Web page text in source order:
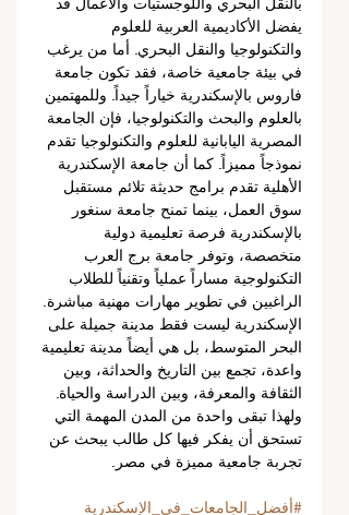
يفضل الأكاديمية العربية للعلوم
والتكنولوجيا والنقل البحري. أما من يرغب
في بيئة جامعية خاصة، فقد تكون جامعة
فاروس بالإسكندرية خياراً جيداً. وللمهتمين
بالعلوم والبحث والتكنولوجيا، فإن الجامعة
المصرية اليابانية للعلوم والتكنولوجيا تقدم
نموذجاً مميزاً. كما أن جامعة الإسكندرية
الأهلية تقدم برامج حديثة تلائم مستقبل
سوق العمل، بينما تمنح جامعة سنغور
بالإسكندرية فرصة تعليمية دولية
متخصصة، وتوفر جامعة برج العرب
التكنولوجية مساراً عملياً وتقنياً للطلاب
الراغبين في تطوير مهارات مهنية مباشرة.
الإسكندرية ليست فقط مدينة جميلة على
البحر المتوسط، بل هي أيضاً مدينة تعليمية
واعدة، تجمع بين التاريخ والحداثة، وبين
الثقافة والمعرفة، وبين الدراسة والحياة.
ولهذا تبقى واحدة من المدن المهمة التي
تستحق أن يفكر فيها كل طالب يبحث عن
تجربة جامعية مميزة في مصر.
#أفضل_الجامعات_في_الإسكندرية